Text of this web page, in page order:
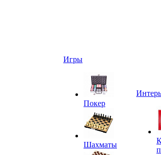
Игры
Покер
Шахматы